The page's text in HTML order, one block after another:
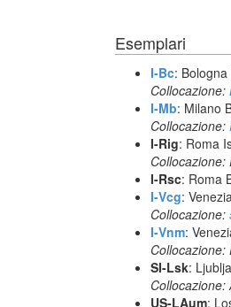
Esemplari
I-Bc:
Collocazione:
I-Mb: Milano
Collocazione:
I-Rig: Roma
Collocazione:
I-Rsc: Roma
I-Vcg:
Collocazione:
I-Vnm:
SI-Lsk:
Collocazione:
US-LAum: